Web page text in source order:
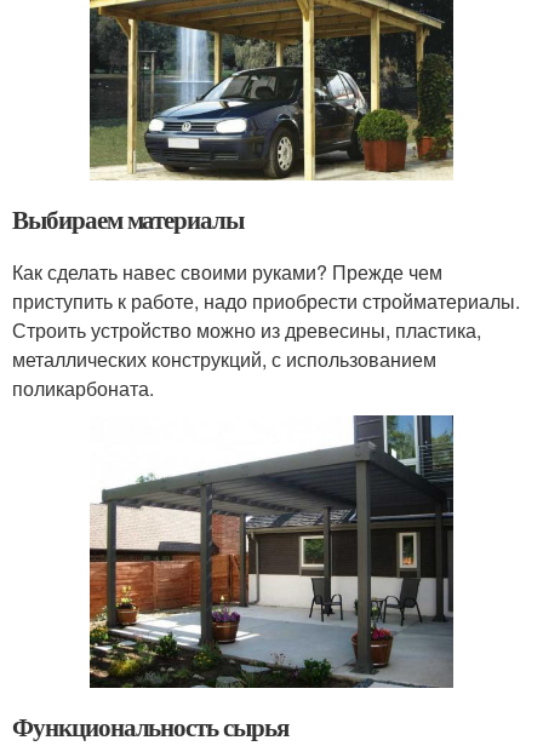
Выбираем материалы
Как сделать навес своими руками? Прежде чем
приступить к работе, надо приобрести стройматериалы.
Строить устройство можно из древесины, пластика,
металлических конструкций, с использованием
поликарбоната.
Функциональность сырья